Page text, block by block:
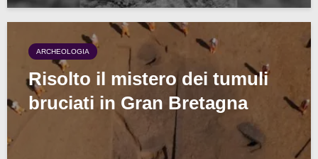
ARCHEOLOGIA
Risolto il mistero dei tumuli
bruciati in Gran Bretagna